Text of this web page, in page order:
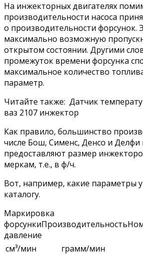
На инжекторных двигателях
производительности насоса
о производительности форсунок.
максимально возможную
открытом состоянии. Другими
промежуток времени форсунка
максимальное количество
параметр.
Читайте также: Датчик
ваз 2107 инжектор
Как правило, большинство
числе Бош, Сименс, Денсо и Делфи
предоставляют размер
меркам, т.е., в ф/ч.
Вот, например, какие параметры
каталогу.
Маркировка
давление
см³/мин
грамм/мин